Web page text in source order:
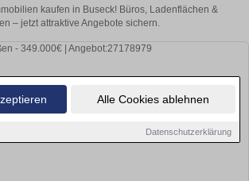
Alle Cookies ablehnen
Datenschutzerklärung
kaufen in Buseck! Büros, Ladenflächen &
– jetzt attraktive Angebote sichern.